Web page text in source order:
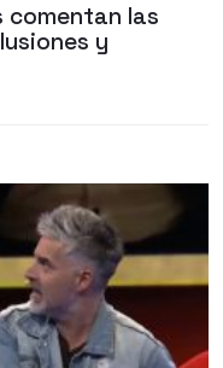
comentan las
y